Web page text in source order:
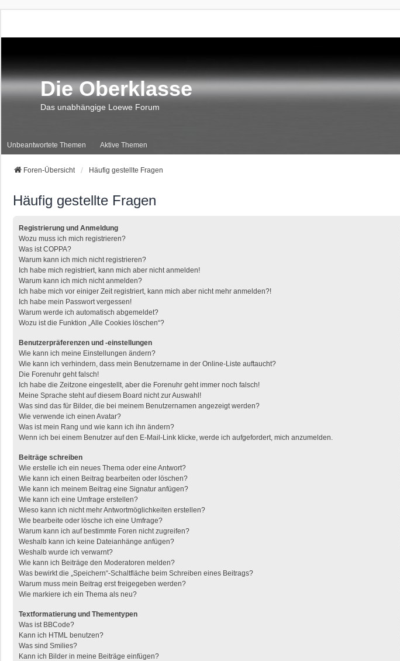
Die Oberklasse
Das unabhängige Loewe Forum
Unbeantwortete Themen Aktive Themen
Foren-Übersicht Häufig gestellte Fragen
Häufig gestellte Fragen
Registrierung und Anmeldung
Wozu muss ich mich registrieren?
Was ist COPPA?
Warum kann ich mich nicht registrieren?
Ich habe mich registriert, kann mich aber nicht anmelden!
Warum kann ich mich nicht anmelden?
Ich habe mich vor einiger Zeit registriert, kann mich aber nicht mehr anmelden?!
Ich habe mein Passwort vergessen!
Warum werde ich automatisch abgemeldet?
Wozu ist die Funktion „Alle Cookies löschen“?
Benutzerpräferenzen und -einstellungen
Wie kann ich meine Einstellungen ändern?
Wie kann ich verhindern, dass mein Benutzername in der Online-Liste auftaucht?
Die Forenuhr geht falsch!
Ich habe die Zeitzone eingestellt, aber die Forenuhr geht immer noch falsch!
Meine Sprache steht auf diesem Board nicht zur Auswahl!
Was sind das für Bilder, die bei meinem Benutzernamen angezeigt werden?
Wie verwende ich einen Avatar?
Was ist mein Rang und wie kann ich ihn ändern?
Wenn ich bei einem Benutzer auf den E-Mail-Link klicke, werde ich aufgefordert, mich anzumelden.
Beiträge schreiben
Wie erstelle ich ein neues Thema oder eine Antwort?
Wie kann ich einen Beitrag bearbeiten oder löschen?
Wie kann ich meinem Beitrag eine Signatur anfügen?
Wie kann ich eine Umfrage erstellen?
Wieso kann ich nicht mehr Antwortmöglichkeiten erstellen?
Wie bearbeite oder lösche ich eine Umfrage?
Warum kann ich auf bestimmte Foren nicht zugreifen?
Weshalb kann ich keine Dateianhänge anfügen?
Weshalb wurde ich verwarnt?
Wie kann ich Beiträge den Moderatoren melden?
Was bewirkt die „Speichern“-Schaltfläche beim Schreiben eines Beitrags?
Warum muss mein Beitrag erst freigegeben werden?
Wie markiere ich ein Thema als neu?
Textformatierung und Thementypen
Was ist BBCode?
Kann ich HTML benutzen?
Was sind Smilies?
Kann ich Bilder in meine Beiträge einfügen?